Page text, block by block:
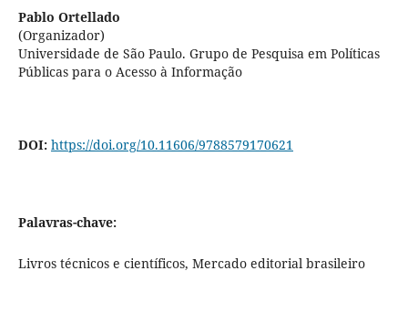
Pablo Ortellado
(Organizador)
Universidade de São Paulo. Grupo de Pesquisa em Políticas
Públicas para o Acesso à Informação
DOI: https://doi.org/10.11606/9788579170621
Palavras-chave:
Livros técnicos e científicos, Mercado editorial brasileiro